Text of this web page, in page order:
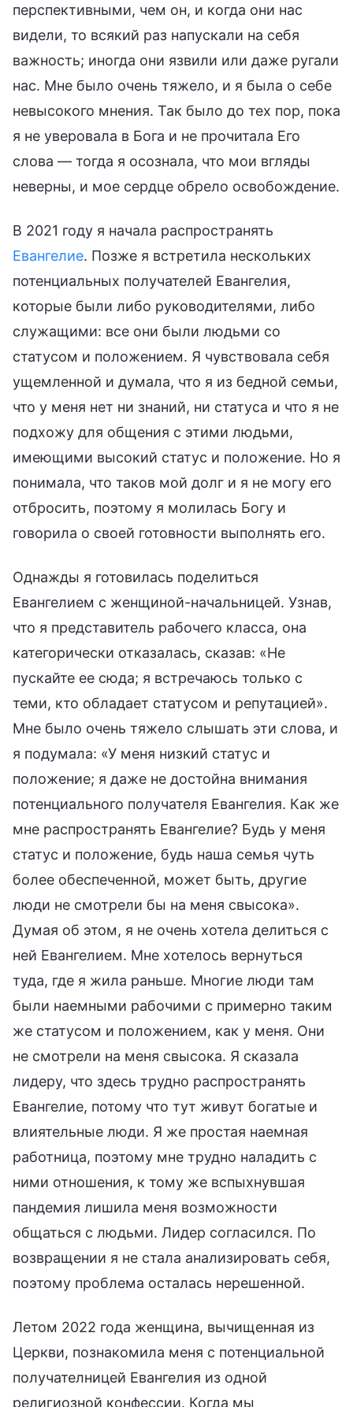
перспективными, чем он, и когда они нас
видели, то всякий раз напускали на себя
важность; иногда они язвили или даже ругали
нас. Мне было очень тяжело, и я была о себе
невысокого мнения. Так было до тех пор, пока
я не уверовала в Бога и не прочитала Его
слова — тогда я осознала, что мои вгляды
неверны, и мое сердце обрело освобождение.
В 2021 году я начала распространять
Евангелие. Позже я встретила нескольких
потенциальных получателей Евангелия,
которые были либо руководителями, либо
служащими: все они были людьми со
статусом и положением. Я чувствовала себя
ущемленной и думала, что я из бедной семьи,
что у меня нет ни знаний, ни статуса и что я не
подхожу для общения с этими людьми,
имеющими высокий статус и положение. Но я
понимала, что таков мой долг и я не могу его
отбросить, поэтому я молилась Богу и
говорила о своей готовности выполнять его.
Однажды я готовилась поделиться
Евангелием с женщиной-начальницей. Узнав,
что я представитель рабочего класса, она
категорически отказалась, сказав: «Не
пускайте ее сюда; я встречаюсь только с
теми, кто обладает статусом и репутацией».
Мне было очень тяжело слышать эти слова, и
я подумала: «У меня низкий статус и
положение; я даже не достойна внимания
потенциального получателя Евангелия. Как же
мне распространять Евангелие? Будь у меня
статус и положение, будь наша семья чуть
более обеспеченной, может быть, другие
люди не смотрели бы на меня свысока».
Думая об этом, я не очень хотела делиться с
ней Евангелием. Мне хотелось вернуться
туда, где я жила раньше. Многие люди там
были наемными рабочими с примерно таким
же статусом и положением, как у меня. Они
не смотрели на меня свысока. Я сказала
лидеру, что здесь трудно распространять
Евангелие, потому что тут живут богатые и
влиятельные люди. Я же простая наемная
работница, поэтому мне трудно наладить с
ними отношения, к тому же вспыхнувшая
пандемия лишила меня возможности
общаться с людьми. Лидер согласился. По
возвращении я не стала анализировать себя,
поэтому проблема осталась нерешенной.
Летом 2022 года женщина, вычищенная из
Церкви, познакомила меня с потенциальной
получателницей Евангелия из одной
религиозной конфессии. Когда мы